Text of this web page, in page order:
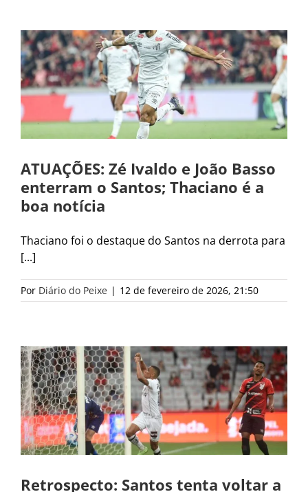
ATUAÇÕES: Zé Ivaldo e João Basso
enterram o Santos; Thaciano é a
boa notícia
Thaciano foi o destaque do Santos na derrota para
[...]
Por Diário do Peixe | 12 de fevereiro de 2026, 21:50
Retrospecto: Santos tenta voltar a